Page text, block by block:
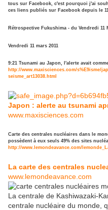
tous sur Facebook, c'est pourquoi j'ai
ces liens publiés sur Facebook depuis le
Rétrospective Fukushima - du Vendredi 11
Vendredi 11 mars 2011
9:21 Tsunami au Japon, l'alerte avait
http://www.maxisciences.com/s%E9isme/
seisme_art13038.html
Japon : alerte au tsunami
www.maxisciences.com
Carte des centrales nucléaires dans le
possèdent à eux seuls 49% des sites
http://www.lemondeavance.com/
La carte des centrales
www.lemondeavance.com
La centrale de Kashiwazaki-
centrale nucléaire du monde,